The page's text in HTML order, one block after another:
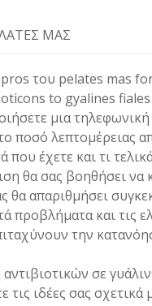
ΜΑΣ
pros του pelates
to gyalines fiales
μια
ποσό λεπτομέρειας
που έχετε και τι
θα σας βοηθήσει να
απαριθμήσει
προβλήματα και τις
την
σε
τις ιδέες σας